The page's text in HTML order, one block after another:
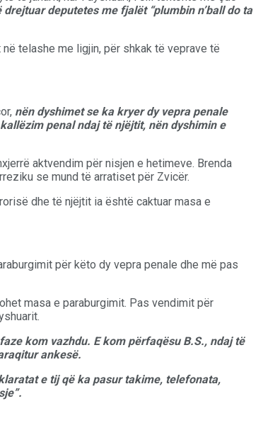
deputetes me fjalët “plumbin n’ball do ta
telashe me ligjin, për shkak të veprave të
nën dyshimet se ka kryer dy vepra penale
penal ndaj të njëjtit, nën dyshimin e
aktvendim për nisjen e hetimeve. Brenda
se mund të arratiset për Zvicër.
dhe të njëjtit ia është caktuar masa e
për këto dy vepra penale dhe më pas
masa e paraburgimit. Pas vendimit për
kom vazhdu. E kom përfaqësu B.S., ndaj të
ankesë.
e tij që ka pasur takime, telefonata,